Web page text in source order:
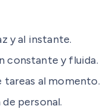
y al instante.
constante y fluida.
tareas al momento.
personal.